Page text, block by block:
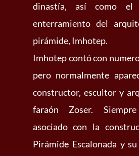
dinastía, así como el
enterramiento del
pirámide, Imhotep.
Imhotep contó con
pero normalmente
constructor, escultor y
faraón Zoser.
asociado con la
Pirámide Escalonada y